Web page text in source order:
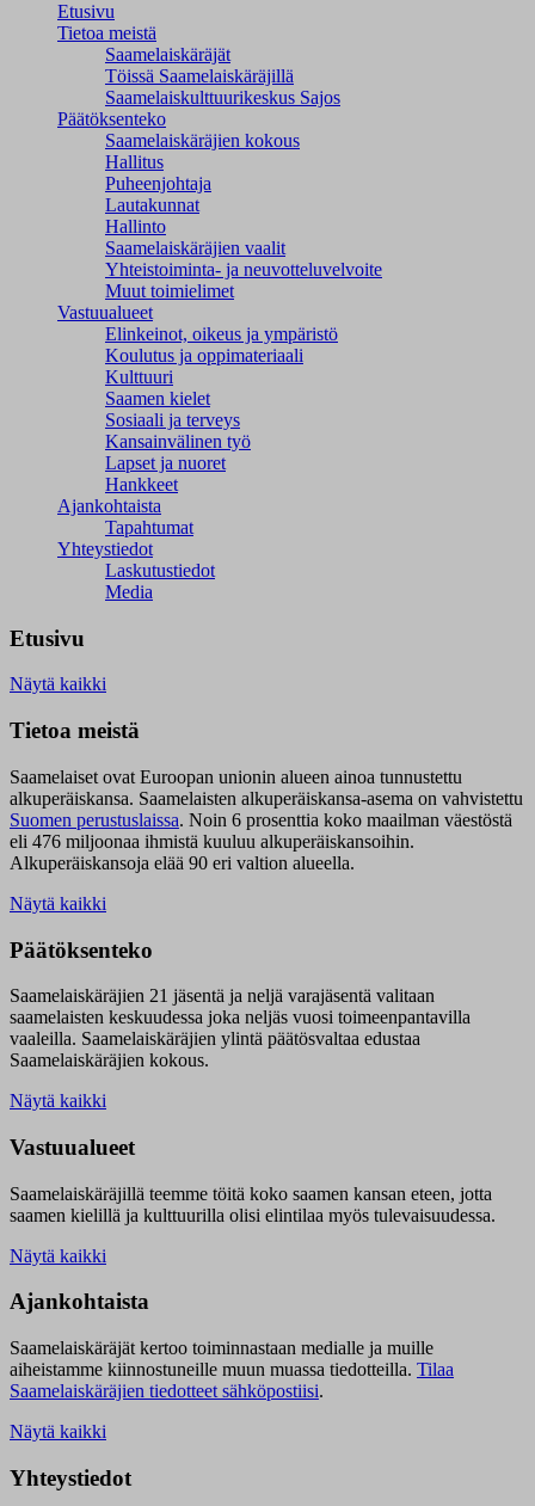
Etusivu
Tietoa meistä
Saamelaiskäräjät
Töissä Saamelaiskäräjillä
Saamelaiskulttuuri­keskus Sajos
Päätöksenteko
Saamelaiskäräjien kokous
Hallitus
Puheenjohtaja
Lautakunnat
Hallinto
Saamelaiskäräjien vaalit
Yhteistoiminta- ja neuvotteluvelvoite
Muut toimielimet
Vastuualueet
Elinkeinot, oikeus ja ympäristö
Koulutus ja oppimateriaali
Kulttuuri
Saamen kielet
Sosiaali ja terveys
Kansainvälinen työ
Lapset ja nuoret
Hankkeet
Ajankohtaista
Tapahtumat
Yhteystiedot
Laskutustiedot
Media
Etusivu
Näytä kaikki
Tietoa meistä
Saamelaiset ovat Euroopan unionin alueen ainoa tunnustettu
alkuperäiskansa. Saamelaisten alkuperäiskansa-asema on vahvistettu
Suomen perustuslaissa. Noin 6 prosenttia koko maailman väestöstä
eli 476 miljoonaa ihmistä kuuluu alkuperäiskansoihin.
Alkuperäiskansoja elää 90 eri valtion alueella.
Näytä kaikki
Päätöksenteko
Saamelaiskäräjien 21 jäsentä ja neljä varajäsentä valitaan
saamelaisten keskuudessa joka neljäs vuosi toimeenpantavilla
vaaleilla. Saamelaiskäräjien ylintä päätösvaltaa edustaa
Saamelaiskäräjien kokous.
Näytä kaikki
Vastuualueet
Saamelaiskäräjillä teemme töitä koko saamen kansan eteen, jotta
saamen kielillä ja kulttuurilla olisi elintilaa myös tulevaisuudessa.
Näytä kaikki
Ajankohtaista
Saamelaiskäräjät kertoo toiminnastaan medialle ja muille
aiheistamme kiinnostuneille muun muassa tiedotteilla. Tilaa
Saamelaiskäräjien tiedotteet sähköpostiisi.
Näytä kaikki
Yhteystiedot